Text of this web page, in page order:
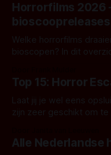
Horrorfilms 2026
bioscoopreleases
Welke horrorfilms
bioscopen? In dit
Top 15: Horror
Laat jij je wel eens
zijn zeer geschikt om
Alle Nederlandse